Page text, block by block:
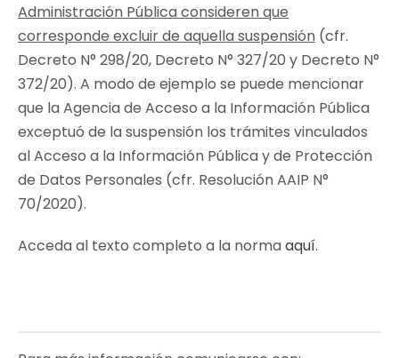
Administración Pública consideren que
corresponde excluir de aquella suspensión (cfr.
Decreto N° 298/20, Decreto N° 327/20 y Decreto N°
372/20). A modo de ejemplo se puede mencionar
que la Agencia de Acceso a la Información Pública
exceptuó de la suspensión los trámites vinculados
al Acceso a la Información Pública y de Protección
de Datos Personales (cfr. Resolución AAIP N°
70/2020).
Acceda al texto completo a la normaaquí.